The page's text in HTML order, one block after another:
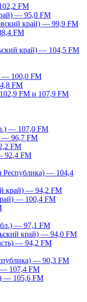
FM
— 95,0 FM
край) — 99,9 FM
FM
край) — 104,5 FM
— 100,0 FM
FM
FM и 107,9 FM
— 107,0 FM
— 96,7 FM
FM
92,4 FM
Республика) — 104,4
край) — 94,2 FM
— 100,4 FM
— 97,1 FM
край) — 94,0 FM
— 94,2 FM
— 90,3 FM
— 107,4 FM
— 105,6 FM